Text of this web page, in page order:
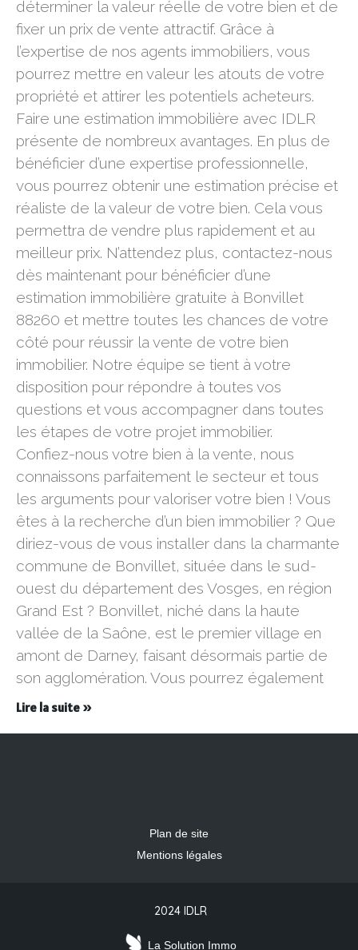
déterminer la valeur réelle de votre bien et de
fixer un prix de vente attractif. Grâce à
l’expertise de nos agents immobiliers, vous
pourrez mettre en valeur les atouts de votre
propriété et attirer les potentiels acheteurs.
Faire une estimation immobilière avec IDLR
présente de nombreux avantages. En plus de
bénéficier d’une expertise professionnelle,
vous pourrez obtenir une estimation précise et
réaliste de la valeur de votre bien. Cela vous
permettra de vendre plus rapidement et au
meilleur prix. N’attendez plus, contactez-nous
dès maintenant pour bénéficier d’une
estimation immobilière gratuite à Bonvillet
88260 et mettre toutes les chances de votre
côté pour réussir la vente de votre bien
immobilier. Notre équipe se tient à votre
disposition pour répondre à toutes vos
questions et vous accompagner dans toutes
les étapes de votre projet immobilier.
Confiez-nous votre bien à la vente, nous
connaissons parfaitement le secteur et tous
les arguments pour valoriser votre bien ! Vous
êtes à la recherche d’un bien immobilier ? Que
diriez-vous de vous installer dans la charmante
commune de Bonvillet, située dans le sud-
ouest du département des Vosges, en région
Grand Est ? Bonvillet, niché dans la haute
vallée de la Saône, est le premier village en
amont de Darney, faisant désormais partie de
son agglomération. Vous pourrez également
Lire la suite »
Plan de site
Mentions légales
2024 IDLR
La Solution Immo